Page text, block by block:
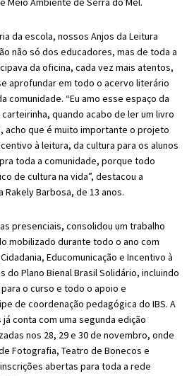
da escola, nossos Anjos da Leitura
não só dos educadores, mas de toda a
da oficina, cada vez mais atentos,
aprofundar em todo o acervo literário
comunidade. “Eu amo esse espaço da
quando acabo de ler um livro
acho que é muito importante o projeto
à leitura, da cultura para os alunos
toda a comunidade, porque todo
de cultura na vida”, destacou a
Rakely Barbosa, de 13 anos.
presenciais, consolidou um trabalho
mobilizado durante todo o ano com
Educomunicação e Incentivo à
do Plano Bienal Brasil Solidário, incluindo
o curso e todo o apoio e
de coordenação pedagógica do IBS. A
conta com uma segunda edição
nos 28, 29 e 30 de novembro, onde
Fotografia, Teatro de Bonecos e
abertas para toda a rede